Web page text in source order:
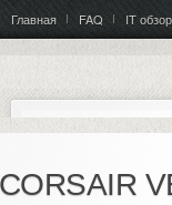
Главная FAQ IT